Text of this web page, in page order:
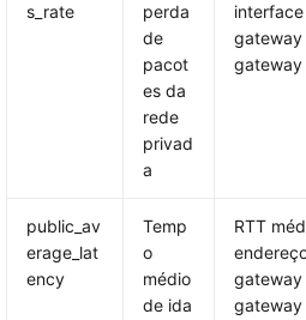
s_rate
perda
de
pacot
es da
rede
privad
a
gateway
public_av
erage_lat
ency
Temp
o
médio
de ida
RTT
gateway